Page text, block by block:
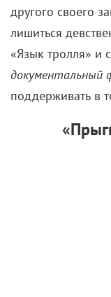
другого своего
лишиться
«Язык тролля» и
документальный
поддерживать в